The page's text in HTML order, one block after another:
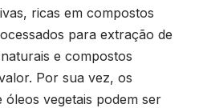
ricas em compostos
para extração de
e compostos
Por sua vez, os
vegetais podem ser